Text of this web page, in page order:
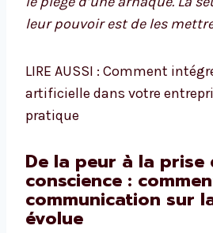
leur pouvoir est de les
LIRE AUSSI : Comment
artificielle dans votre
pratique
De la peur à la prise
conscience :
communication sur
évolue